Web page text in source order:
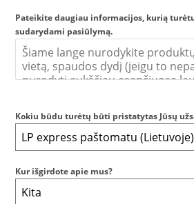
Pateikite daugiau informacijos, kurią
sudarydami pasiūlymą.
Kokiu būdu turėtų būti pristatytas Jūsų
LP express paštomatu (Lietuvoje)
Kur išgirdote apie mus?
Kita